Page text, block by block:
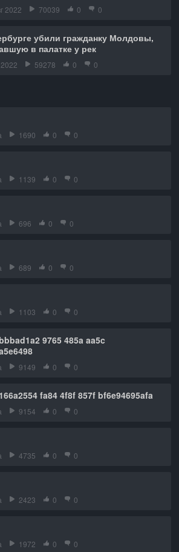
2022 70039 0 0
убили гражданку Молдовы,
в палатке у рек
59278 0 0
1690 0 0
1139 0 0
696 0 0
689 0 0
1103 0 0
9765 485a aa5c
9149 0 0
fa84 4f8f 857f bf6e94695afa
9154 0 0
4735 0 0
2423 0 0
1972 0 0